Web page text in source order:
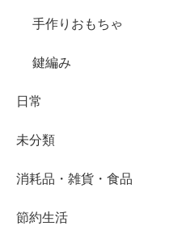
手作りおもちゃ
鍵編み
日常
未分類
消耗品・雑貨・食品
節約生活